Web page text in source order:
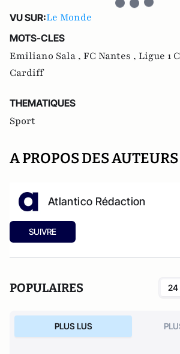
VU SUR:Le Monde
MOTS-CLES
Emiliano Sala , FC Nantes , Ligue 1
Cardiff
THEMATIQUES
Sport
A PROPOS DES AUTEURS
Atlantico Rédaction
SUIVRE
POPULAIRES 24
PLUS LUS